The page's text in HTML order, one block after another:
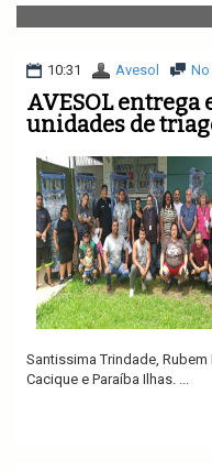
10:31 Avesol
AVESOL
unidades de
Santissima Trindade,
Cacique e Paraíba Ilhas. ...